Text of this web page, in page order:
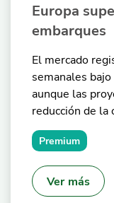
Europa
embarques
El mercado
semanales
aunque las
reducción de la
Premium
Ver más